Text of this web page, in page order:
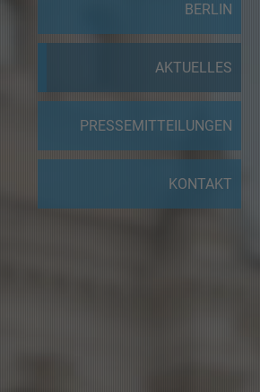
BERLIN
AKTUELLES
PRESSEMITTEILUNGEN
KONTAKT